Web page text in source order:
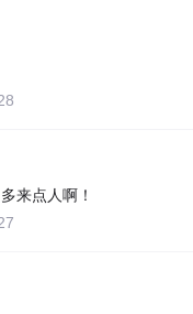
来点人啊！